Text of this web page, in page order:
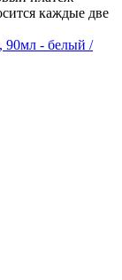
каждые две
90мл - белый /